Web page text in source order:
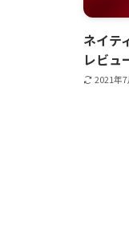
ネイテ
レビュ
2021年